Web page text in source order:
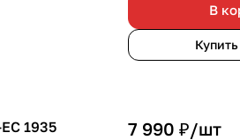
В
1935 7 990 ₽/шт